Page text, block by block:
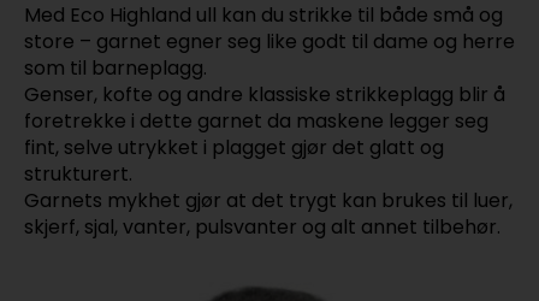
Med Eco Highland ull kan du strikke til både små og
store – garnet egner seg like godt til dame og herre
som til barneplagg.
Genser, kofte og andre klassiske strikkeplagg blir å
foretrekke i dette garnet da maskene legger seg
fint, selve utrykket i plagget gjør det glatt og
strukturert.
Garnets mykhet gjør at det trygt kan brukes til luer,
skjerf, sjal, vanter, pulsvanter og alt annet tilbehør.